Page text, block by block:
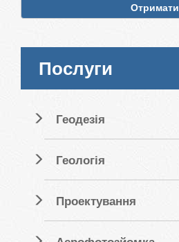
Отримати
Послуги
Геодезія
Геологія
Проектування